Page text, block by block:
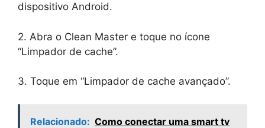
dispositivo Android.
2. Abra o Clean Master e toque no ícone
“Limpador de cache”.
3. Toque em “Limpador de cache avançado”.
Relacionado: Como conectar uma smart tv